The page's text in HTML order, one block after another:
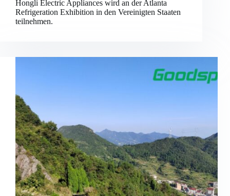
Hongli Electric Appliances wird an der Atlanta
Refrigeration Exhibition in den Vereinigten Staaten
teilnehmen.